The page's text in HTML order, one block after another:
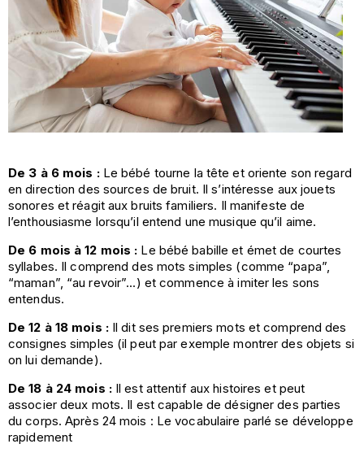
De 3 à 6 mois : Le bébé tourne la tête et oriente son regard
en direction des sources de bruit. Il s’intéresse aux jouets
sonores et réagit aux bruits familiers. Il manifeste de
l’enthousiasme lorsqu’il entend une musique qu’il aime.
De 6 mois à 12 mois : Le bébé babille et émet de courtes
syllabes. Il comprend des mots simples (comme “papa”,
“maman”, “au revoir”...) et commence à imiter les sons
entendus.
De 12 à 18 mois :Il dit ses premiers mots et comprend des
consignes simples (il peut par exemple montrer des objets si
on lui demande).
De 18 à 24 mois :Il est attentif aux histoires et peut
associer deux mots. Il est capable de désigner des parties
du corps. Après 24 mois : Le vocabulaire parlé se développe
rapidement